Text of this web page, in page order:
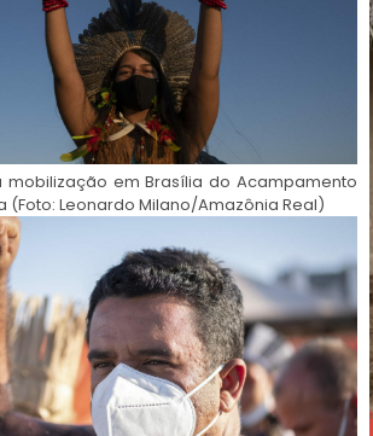
mobilização em Brasília do Acampamento
(Foto: Leonardo Milano/Amazônia Real)